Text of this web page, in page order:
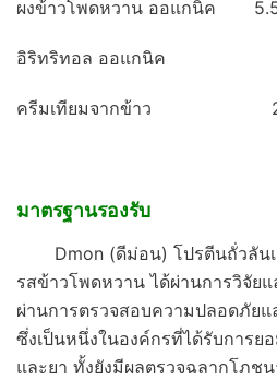
ผงข้าวโพดหวาน ออแกนิค
อิริทริทอล ออแกนิค
ครีมเทียมจากข้าว
มาตรฐานรองรับ
Dmon (ดีม่อน) โปรตีนถั่วลันเ
รสข้าวโพดหวาน ได้ผ่านการวิจัย
ผ่านการตรวจสอบความปลอดภัยแ
ซึ่งเป็นหนึ่งในองค์กรที่ได้รับการย
และยา ทั้งยังมีผลตรวจฉลากโภช